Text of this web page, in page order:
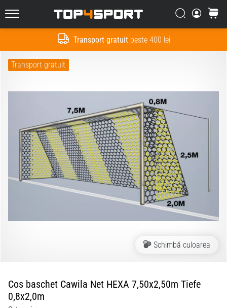
Transport gratuitpeste 400 lei
Top4Sport.ro Căutare
Cos
Transport gratuit
Schimbă culoarea
Cos baschet Cawila Net HEXA 7,50x2,50m Tiefe
0,8x2,0m